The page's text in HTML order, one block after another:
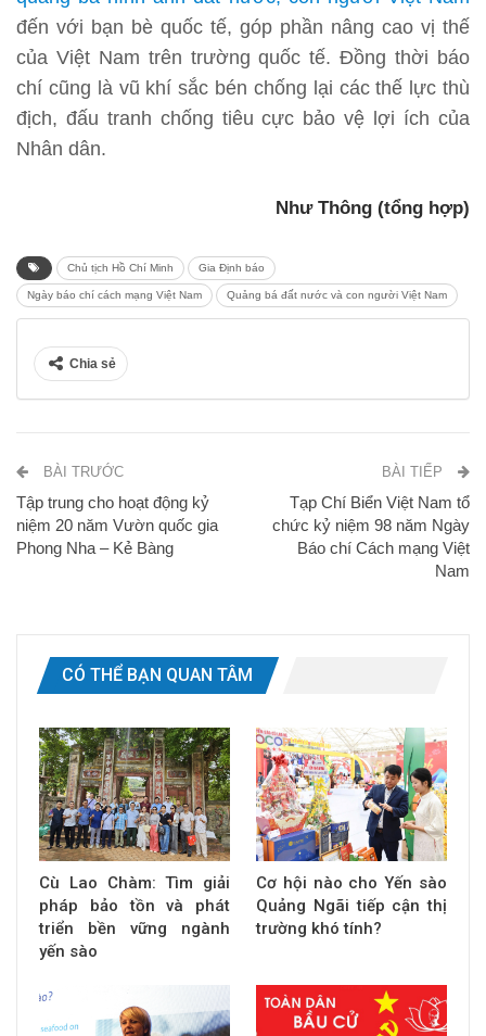
đến với bạn bè quốc tế, góp phần nâng cao vị thế
của Việt Nam trên trường quốc tế. Đồng thời báo
chí cũng là vũ khí sắc bén chống lại các thế lực thù
địch, đấu tranh chống tiêu cực bảo vệ lợi ích của
Nhân dân.
Như Thông (tổng hợp)
Chủ tịch Hồ Chí Minh Gia Định báo
Ngày báo chí cách mạng Việt Nam Quảng bá đất nước và con người Việt Nam
Chia sẻ
BÀI TRƯỚC
Tập trung cho hoạt động kỷ
niệm 20 năm Vườn quốc gia
Phong Nha – Kẻ Bàng
BÀI TIẾP
Tạp Chí Biển Việt Nam tổ
chức kỷ niệm 98 năm Ngày
Báo chí Cách mạng Việt
Nam
CÓ THỂ BẠN QUAN TÂM
Cù Lao Chàm: Tìm giải
pháp bảo tồn và phát
triển bền vững ngành
yến sào
Cơ hội nào cho Yến sào
Quảng Ngãi tiếp cận thị
trường khó tính?